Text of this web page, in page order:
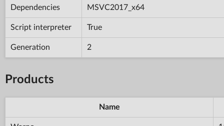
Dependencies MSVC2017_x64
Script interpreter True
Generation 2
Products
Name